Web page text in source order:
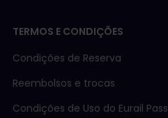
TERMOS E CONDIÇÕES
Condições de Reserva
Reembolsos e trocas
Condições de Uso do Eurail Pass